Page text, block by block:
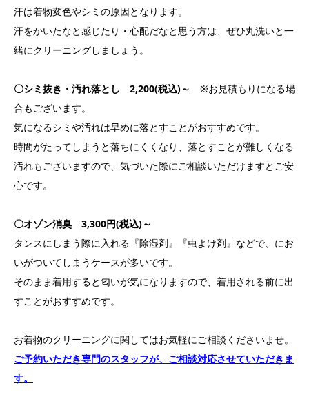
汗は着物変色やシミの原因となります。
汗をかいたなと感じたり・心配だなと思う方は、ぜひ丸洗いと一
緒にクリーニングしましょう。
〇シミ抜き・汚れ落とし 2,200(税込)～ ※お見積もりになる場
合もございます。
気になるシミや汚れは早めに落とすことがおすすめです。
時間がたってしまうと落ちにくくなり、落とすことが難しくなる
汚れもございますので、気づいた際にご相談いただけますとご安
心です。
〇オゾン消臭 3,300円(税込)～
タンスにしまう際に入れる『除湿剤』『虫よけ剤』などで、にお
いがついてしまうケースが多いです。
そのまま着用すると匂いが気になりますので、着用される前に出
すことがおすすめです。
お着物のクリーニングに関してはお気軽にご相談くださいませ。
ご予約いただき専門のスタッフが、ご相談対応させていただきま
す。